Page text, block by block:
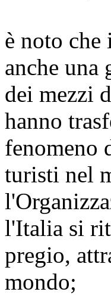
è noto
anche una
dei mezzi
hanno
fenomeno
turisti nel
l'Italia si
pregio,
mondo;